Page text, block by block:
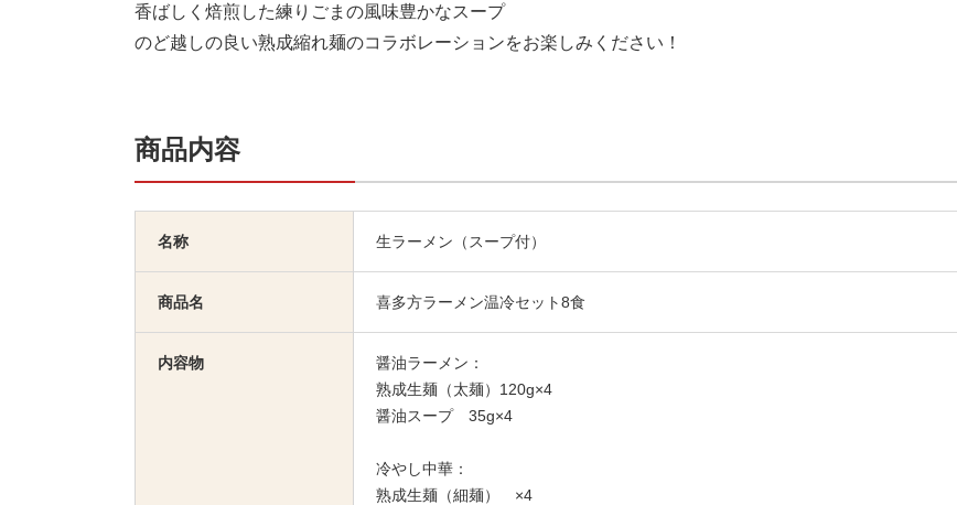
香ばしく焙煎した練りごまの風味豊かなスープ
のど越しの良い熟成縮れ麺のコラボレーションをお楽しみください！
商品内容
名称 生ラーメン（スープ付）
商品名 喜多方ラーメン温冷セット8食
内容物
醤油ラーメン：
熟成生麺（太麺）120g×4
醤油スープ 35g×4
冷やし中華：
熟成生麺（細麺） ×4